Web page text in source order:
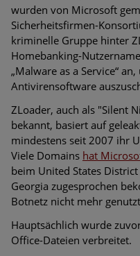
wurden von Microsoft
Sicherheitsfirmen-
kriminelle Gruppe hinter
Homebanking-
„Malware as a Service“
Antivirensoftware
ZLoader, auch als "Silent
bekannt, basiert auf
mindestens seit 2007 ihr
Viele Domains hat
beim United States
Georgia zugesprochen
Botnetz nicht mehr
Hauptsächlich wurde
Office-Dateien verbreitet.